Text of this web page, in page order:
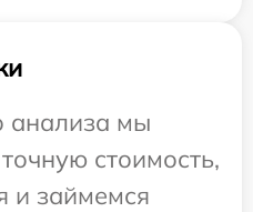
анализа мы
стоимость,
и займемся